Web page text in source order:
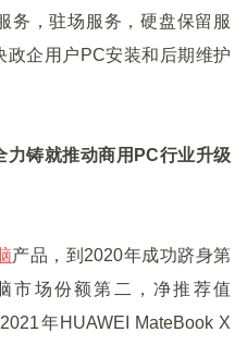
务，驻场服务，硬盘保留服
政企用户PC安装和后期维护
力铸就推动商用PC行业升级
产品，到2020年成功跻身第
市场份额第二，净推荐值
年HUAWEI MateBook X